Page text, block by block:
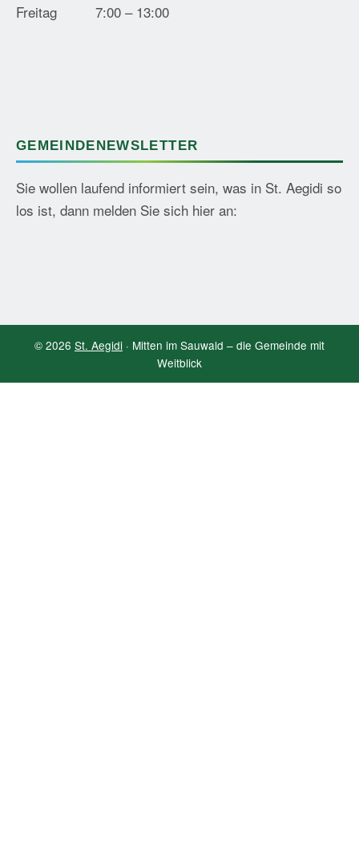
Freitag
7:00 – 13:00
GEMEINDENEWSLETTER
Sie wollen laufend informiert sein, was in St. Aegidi so
los ist, dann melden Sie sich hier an:
© 2026 St. Aegidi · Mitten im Sauwald – die Gemeinde mit
Weitblick